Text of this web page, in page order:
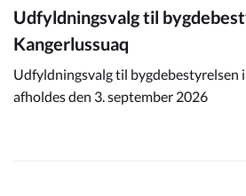
Udfyldningsvalg til
Kangerlussuaq
Udfyldningsvalg til bygdebestyrelsen
afholdes den 3. september 2026